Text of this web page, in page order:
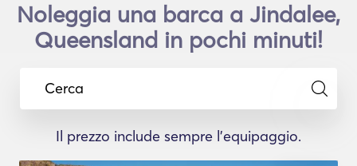
Noleggia una barca a Jindalee,
Queensland in pochi minuti!
Cerca
Il prezzo include sempre l'equipaggio.